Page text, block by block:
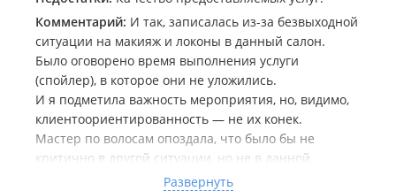
Комментарий: И так, записалась из-за безвыходной
ситуации на макияж и локоны в данный салон.
Было оговорено время выполнения услуги
(спойлер), в которое они не уложились.
И я подметила важность мероприятия, но, видимо,
клиентоориентированность — не их конек.
Мастер по волосам опоздала, что было бы не
критично в другой ситуации, но не в данной.
Макияж не продержался и часа, каял поплыл в
Развернуть